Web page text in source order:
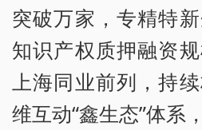
突破万家，专精特
知识产权质押融资
上海同业前列，持
维互动“鑫生态”体系